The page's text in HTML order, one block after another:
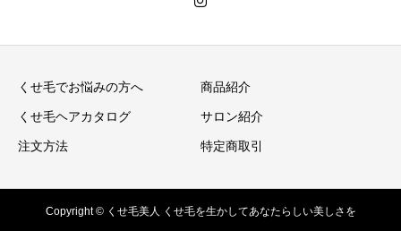
くせ毛でお悩みの方へ 商品紹介
くせ毛ヘアカタログ サロン紹介
注文方法 特定商取引
Copyright © くせ毛美人 くせ毛を生かしてあなたらしい美しさを